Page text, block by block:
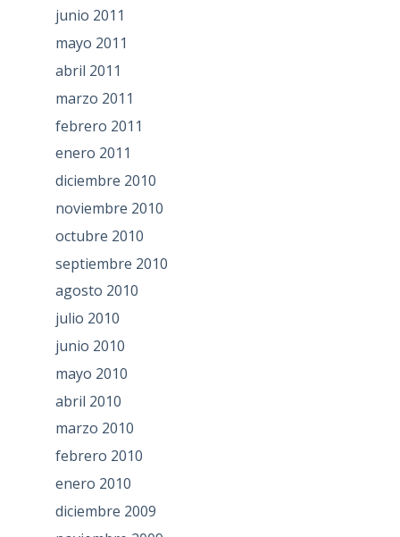
junio 2011
mayo 2011
abril 2011
marzo 2011
febrero 2011
enero 2011
diciembre 2010
noviembre 2010
octubre 2010
septiembre 2010
agosto 2010
julio 2010
junio 2010
mayo 2010
abril 2010
marzo 2010
febrero 2010
enero 2010
diciembre 2009